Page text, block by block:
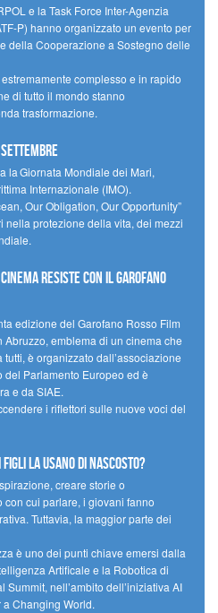
e la Task Force Inter-Agenzia
P) hanno organizzato un evento per
della Cooperazione a Sostegno delle
complesso e in rapido
di tutto il mondo stanno
trasformazione.
settembre
la Giornata Mondiale dei Mari,
Internazionale (IMO).
Our Obligation, Our Opportunity”
nella protezione della vita, dei mezzi
resiste con il Garofano
edizione del Garofano Rosso Film
Abruzzo, emblema di un cinema che
tutti, è organizzato dall’associazione
Parlamento Europeo ed è
e da SIAE.
i riflettori sulle nuove voci del
la usano di nascosto?
creare storie o
cui parlare, i giovani fanno
Tuttavia, la maggior parte dei
è uno dei punti chiave emersi dalla
Artificale e la Robotica di
Summit, nell’ambito dell’iniziativa AI
Changing World.